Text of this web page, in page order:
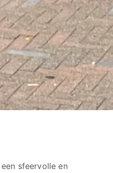
sfeervolle en